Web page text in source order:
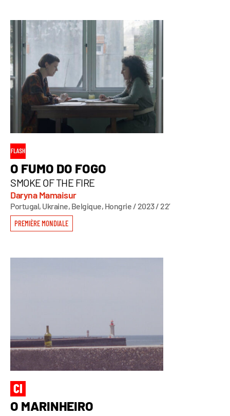
O FUMO DO FOGO
SMOKE OF THE FIRE
Daryna Mamaisur
Portugal, Ukraine, Belgique, Hongrie / 2023 / 22’
PREMIÈRE MONDIALE
O MARINHEIRO